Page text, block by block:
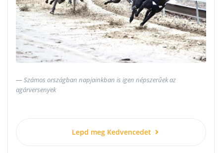
Számos országban napjainkban is igen népszerűek az
agárversenyek
Lepd meg Kedvencedet